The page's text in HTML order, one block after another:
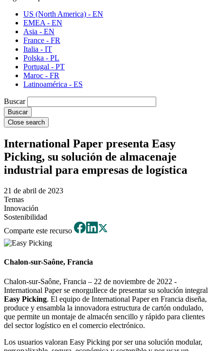
US (North America) - EN
EMEA - EN
Asia - EN
France - FR
Italia - IT
Polska - PL
Portugal - PT
Maroc - FR
Latinoamérica - ES
Buscar
Close search
International Paper presenta Easy
Picking, su solución de almacenaje
industrial para empresas de logística
21 de abril de 2023
Temas
Innovación
Sostenibilidad
Comparte este recurso
Chalon-sur-Saône, Francia
Chalon-sur-Saône, Francia – 22 de noviembre de 2022 -
International Paper se enorgullece de presentar su solución integral
Easy Picking. El equipo de International Paper en Francia diseña,
produce y ensambla la innovadora estructura de cartón ondulado,
que permite un montaje de almacén sencillo y rápido para clientes
del sector logístico en el comercio electrónico.
Los usuarios valoran Easy Picking por ser una solución modular,